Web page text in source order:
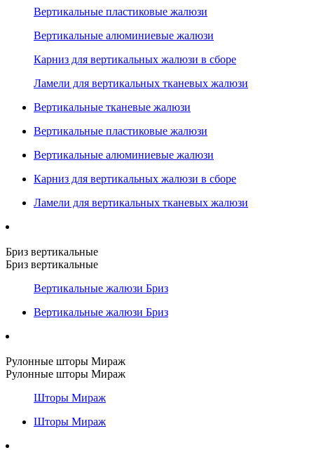
Вертикальные пластиковые жалюзи
Вертикальные алюминиевые жалюзи
Карниз для вертикальных жалюзи в сборе
Ламели для вертикальных тканевых жалюзи
Вертикальные тканевые жалюзи
Вертикальные пластиковые жалюзи
Вертикальные алюминиевые жалюзи
Карниз для вертикальных жалюзи в сборе
Ламели для вертикальных тканевых жалюзи
Бриз вертикальные
Бриз вертикальные
Вертикальные жалюзи Бриз
Вертикальные жалюзи Бриз
Рулонные шторы Мираж
Рулонные шторы Мираж
Шторы Мираж
Шторы Мираж